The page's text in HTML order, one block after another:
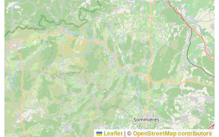
Leaflet | ©OpenStreetMap contributors